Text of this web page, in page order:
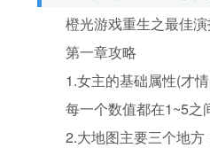
橙光游戏重生之最佳演
第一章攻略
1.女主的基础属性(才情
每一个数值都在1~5之
2.大地图主要三个地方